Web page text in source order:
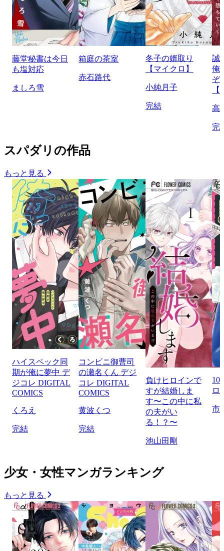
藤堂秘書は今日
も塩対応
ましろ雪
箱庭の茶室
赤石路代
冬子の婿取り
【マイクロ】
小純月子
完結
誠
俺
ぞ
高
完
スパダリの作品
もっと見る
ハイスペック同
期が俺に夢中 デ
ジコレ DIGITAL
COMICS
くろえ
完結
コンビニ御曹司
の瀬名くん デジ
コレ DIGITAL
COMICS
黄波くつ
完結
負けヒロインで
すが結婚しま
す〜この中に私
の夫がい
る！？〜
池山田剛
ロ
市
少女・女性マンガランキング
もっと見る